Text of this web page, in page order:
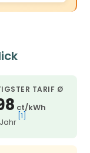
TARIF Ø
ct/kWh
[1]